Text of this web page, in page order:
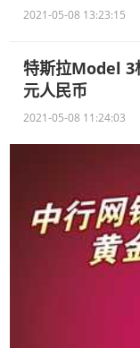
2021-05-08 13:23:15
特斯拉Model 3
元人民币
2021-05-08 11:24:03